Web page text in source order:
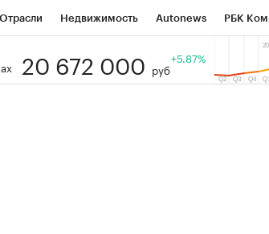
Отрасли Недвижимость Autonews РБК
Тренды
20 672 000 руб
+5.87%